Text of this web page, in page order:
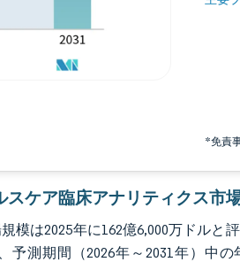
*免責
ケア臨床アナリティクス市
模は2025年に162億6,000万ドルと
測期間（2026年～2031年）中